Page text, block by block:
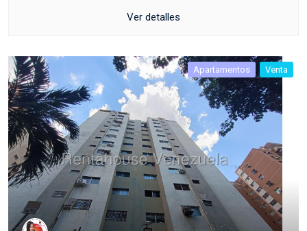
Ver detalles
Apartamentos Venta